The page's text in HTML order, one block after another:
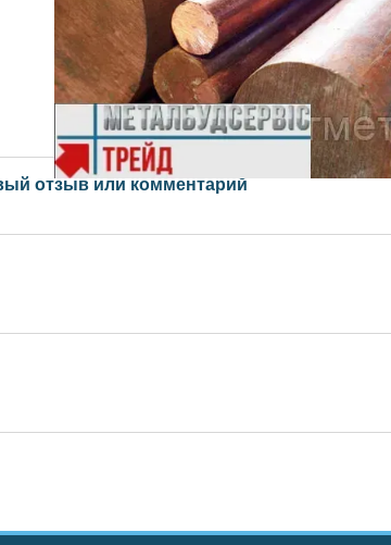
отзыв или комментарий